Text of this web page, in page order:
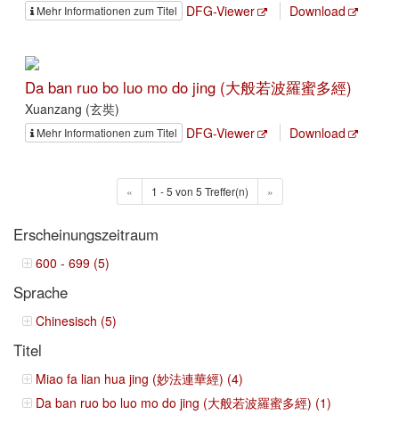
Mehr Informationen zum Titel DFG-Viewer Download
Da ban ruo bo luo mo do jing (大般若波羅蜜多經)
Xuanzang (玄奘)
Mehr Informationen zum Titel DFG-Viewer Download
« 1 - 5 von 5 Treffer(n) »
Erscheinungszeitraum
600 - 699 (5)
Sprache
Chinesisch (5)
Titel
Miao fa lian hua jing (妙法連華經) (4)
Da ban ruo bo luo mo do jing (大般若波羅蜜多經) (1)